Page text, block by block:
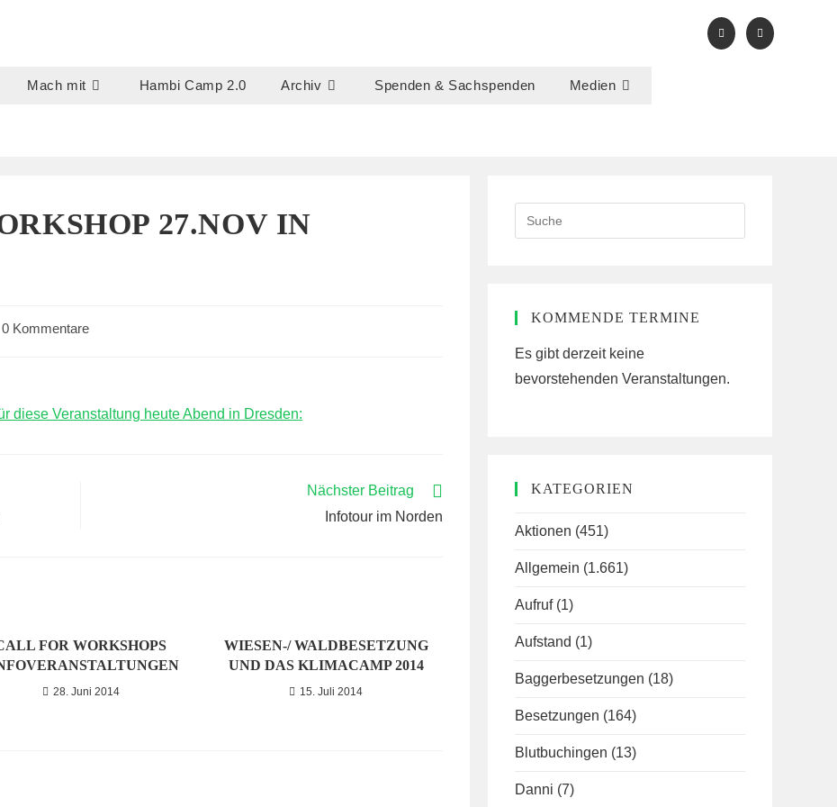
Mach mit Hambi Camp 2.0 Archiv Spenden & Sachspenden Medien
27.NOV IN
0 Kommentare
diese Veranstaltung heute Abend in Dresden:
Nächster Beitrag
Infotour im Norden
FOR WORKSHOPS
28. Juni 2014
WIESEN-/ WALDBESETZUNG
UND DAS KLIMACAMP 2014
15. Juli 2014
this
KOMMENDE TERMINE
Es gibt derzeit keine
bevorstehenden Veranstaltungen.
KATEGORIEN
Aktionen (451)
Allgemein (1.661)
Aufruf (1)
Aufstand (1)
Baggerbesetzungen (18)
Besetzungen (164)
Blutbuchingen (13)
Danni (7)